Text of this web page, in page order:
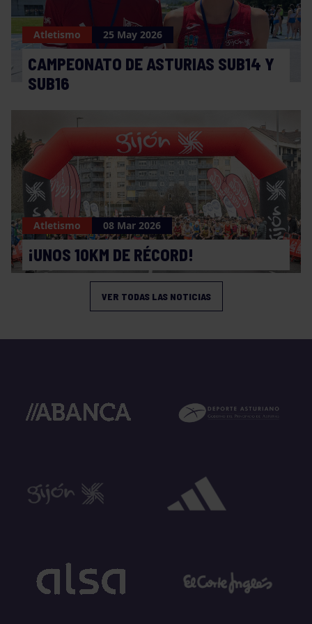
Atletismo 25 May 2026
CAMPEONATO DE ASTURIAS SUB14 Y
SUB16
Atletismo 08 Mar 2026
¡UNOS 10KM DE RÉCORD!
VER TODAS LAS NOTICIAS